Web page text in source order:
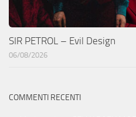
SIR PETROL – Evil Design
06/08/2026
COMMENTI RECENTI